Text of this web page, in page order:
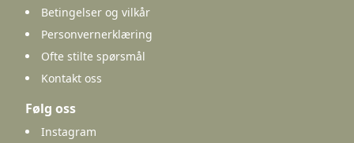
Betingelser og vilkår
Personvernerklæring
Ofte stilte spørsmål
Kontakt oss
Følg oss
Instagram